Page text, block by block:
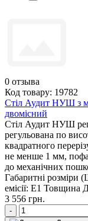
0 отзыва
Код товару: 19782
Стіл Аудит НУШ з
двомісний
Стіл Аудит НУШ
регульована по
квадратного
не менше 1 мм,
до механічних
Габаритні розміри
емісії: Е1 Товщина
3 556 грн.
-